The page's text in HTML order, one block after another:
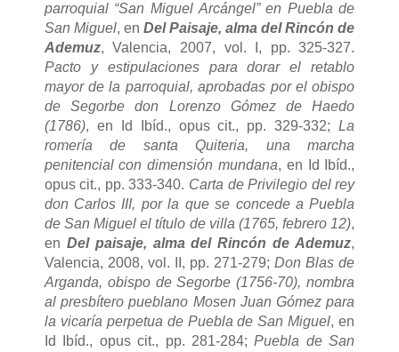
parroquial “San Miguel Arcángel” en Puebla de
San Miguel, en Del Paisaje, alma del Rincón de
Ademuz, Valencia, 2007, vol. I, pp. 325-327.
Pacto y estipulaciones para dorar el retablo
mayor de la parroquial, aprobadas por el obispo
de Segorbe don Lorenzo Gómez de Haedo
(1786), en Id Ibíd., opus cit., pp. 329-332;La
romería de santa Quiteria, una marcha
penitencial con dimensión mundana, en Id Ibíd.,
opus cit., pp. 333-340. Carta de Privilegio del rey
don Carlos III, por la que se concede a Puebla
de San Miguel el título de villa (1765, febrero 12),
en Del paisaje, alma del Rincón de Ademuz,
Valencia, 2008, vol. II, pp. 271-279;Don Blas de
Arganda, obispo de Segorbe (1756-70), nombra
al presbítero pueblano Mosen Juan Gómez para
la vicaría perpetua de Puebla de San Miguel, en
Id Ibíd., opus cit., pp. 281-284;Puebla de San